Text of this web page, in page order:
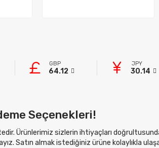
GBP
64.12
JPY
30.14
Seçenekleri!
Ürünlerimiz sizlerin ihtiyaçları
Satın almak istediğiniz ürüne kolaylıkla